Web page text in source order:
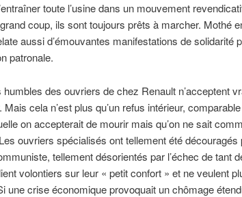
toute l’usine dans un mouvement
coup, ils sont toujours prêts à marcher. Mothé
aussi d’émouvantes manifestations de solidarité
patronale.
des ouvriers de chez Renault n’acceptent
Mais cela n’est plus qu’un refus intérieur,
on accepterait de mourir mais qu’on ne sait
ouvriers spécialisés ont tellement été découragés
tellement désorientés par l’échec de tant
volontiers sur leur « petit confort » et ne veulent
une crise économique provoquait un chômage